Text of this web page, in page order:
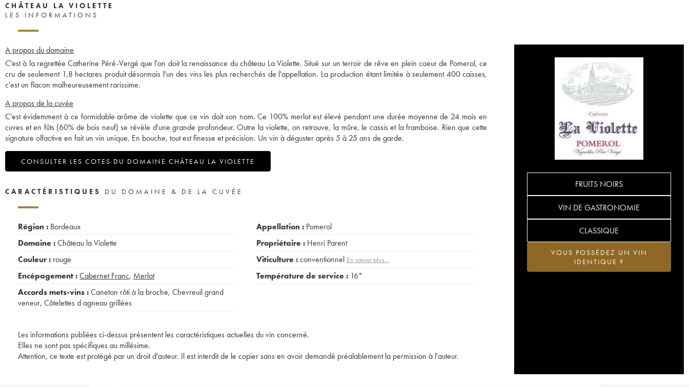
CHÂTEAU LA VIOLETTE
LES INFORMATIONS
A propos du domaine
C'est à la regrettée Catherine Péré-Vergé que l'on doit la renaissance du château La Violette. Situé sur un terroir de rêve en plein coeur de Pomerol, ce
cru de seulement 1,8 hectares produit désormais l'un des vins les plus recherchés de l'appellation. La production étant limitée à seulement 400 caisses,
c'est un flacon malheureusement rarissime.
A propos de la cuvée
C'est évidemment à ce formidable arôme de violette que ce vin doit son nom. Ce 100% merlot est élevé pendant une durée moyenne de 24 mois en
cuves et en fûts (60% de bois neuf) se révèle d'une grande profondeur. Outre la violette, on retrouve, la mûre, le cassis et la framboise. Rien que cette
signature olfactive en fait un vin unique. En bouche, tout est finesse et précision. Un vin à déguster après 5 à 25 ans de garde.
CONSULTER LES COTES DU DOMAINE CHÂTEAU LA VIOLETTE
FRUITS NOIRS
VIN DE GASTRONOMIE
CLASSIQUE
VOUS POSSÉDEZ UN VIN
IDENTIQUE ?
CARACTÉRISTIQUES DU DOMAINE & DE LA CUVÉE
Région : Bordeaux
Domaine :Château la Violette
Couleur : rouge
Encépagement :Cabernet Franc, Merlot
Accords mets-vins :Caneton rôti à la broche, Chevreuil grand
veneur, Côtelettes d agneau grillées
Appellation : Pomerol
Propriétaire : Henri Parent
Viticulture :conventionnel En savoir plus...
Température de service : 16°
Les informations publiées ci-dessus présentent les caractéristiques actuelles du vin concerné.
Elles ne sont pas spécifiques au millésime.
Attention, ce texte est protégé par un droit d'auteur. Il est interdit de le copier sans en avoir demandé préalablement la permission à l'auteur.